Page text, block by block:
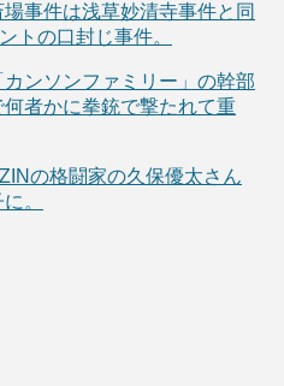
事件は浅草妙清寺事件と同
トの口封じ事件。
ンソンファミリー」の幹部
者かに拳銃で撃たれて重
の格闘家の久保優太さん
。